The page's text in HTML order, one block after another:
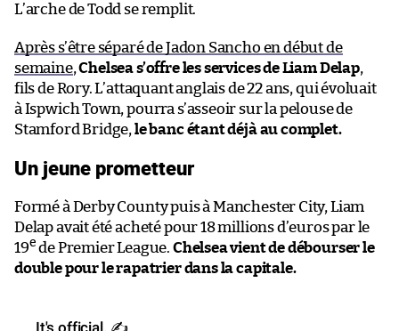
L’arche de Todd se remplit.
Après s’être séparé de Jadon Sancho en début de
semaine,Chelsea s’offre les services de Liam Delap,
fils de Rory. L’attaquant anglais de 22 ans, qui évoluait
à Ispwich Town, pourra s’asseoir sur la pelouse de
Stamford Bridge, le banc étant déjà au complet.
Un jeune prometteur
Formé à Derby County puis à Manchester City, Liam
Delap avait été acheté pour 18 millions d’euros par le
19e de Premier League. Chelsea vient de débourser le
double pour le rapatrier dans la capitale.
It's official. ✍️